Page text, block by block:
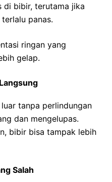
di bibir, terutama jika
panas.
ringan yang
gelap.
tanpa perlindungan
dan mengelupas.
bibir bisa tampak lebih
Salah